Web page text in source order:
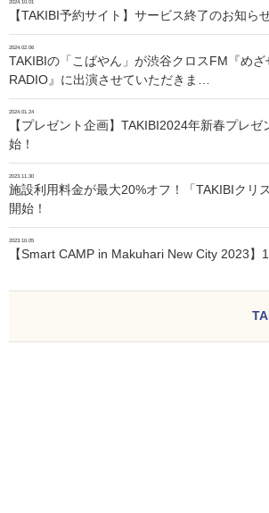
2024.10.01
【TAKIBI予約サイト】サービス終了のお知ら
2024.02.06
TAKIBIの「こばやん」が渋谷クロスFM『め
RADIO』に出演させていただきま…
2024.01.24
【プレゼント企画】TAKIBI2024年新春プレゼ
始！
2023.11.30
施設利用料金が最大20%オフ！「TAKIBIクリ
開始！
2023.10.05
【Smart CAMP in Makuhari New City 2023】